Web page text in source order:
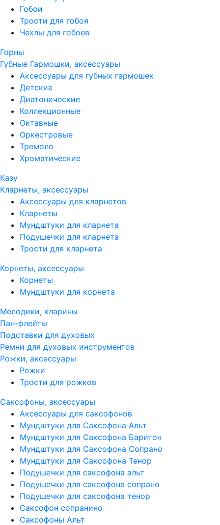
Гобои
Трости для гобоя
Чехлы для гобоев
Горны
Губные Гармошки, аксессуары
Аксессуары для губных гармошек
Детские
Диатонические
Коллекционные
Октавные
Оркестровые
Тремоло
Хроматические
Казу
Кларнеты, аксессуары
Аксессуары для кларнетов
Кларнеты
Мундштуки для кларнета
Подушечки для кларнета
Трости для кларнета
Корнеты, аксессуары
Корнеты
Мундштуки для корнета
Мелодики, кларины
Пан-флейты
Подставки для духовых
Ремни для духовых инструментов
Рожки, аксессуары
Рожки
Трости для рожков
Саксофоны, аксессуары
Аксессуары для саксофонов
Мундштуки для Саксофона Альт
Мундштуки для Саксофона Баритон
Мундштуки для Саксофона Сопрано
Мундштуки для Саксофона Тенор
Подушечки для саксофона альт
Подушечки для саксофона сопрано
Подушечки для саксофона тенор
Саксофон сопранино
Саксофоны Альт